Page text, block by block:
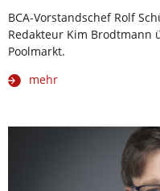
BCA-Vorstandschef Rolf
Redakteur Kim Brodtmann
Poolmarkt.
mehr